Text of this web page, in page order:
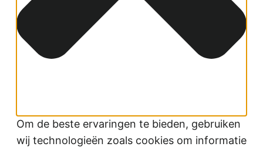
Om de beste ervaringen te bieden, gebruiken
wij technologieën zoals cookies om informatie